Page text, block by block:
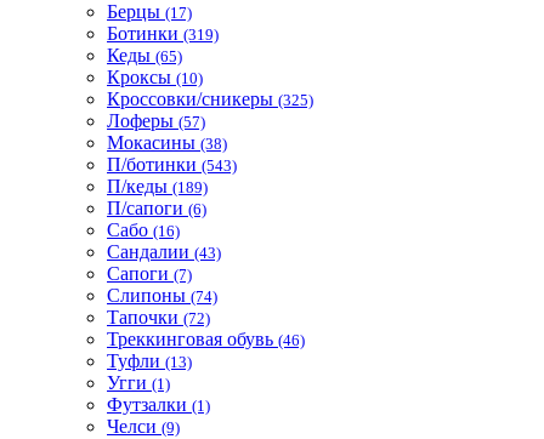
Берцы (17)
Ботинки (319)
Кеды (65)
Кроксы (10)
Кроссовки/сникеры (325)
Лоферы (57)
Мокасины (38)
П/ботинки (543)
П/кеды (189)
П/сапоги (6)
Сабо (16)
Сандалии (43)
Сапоги (7)
Слипоны (74)
Тапочки (72)
Треккинговая обувь (46)
Туфли (13)
Угги (1)
Футзалки (1)
Челси (9)